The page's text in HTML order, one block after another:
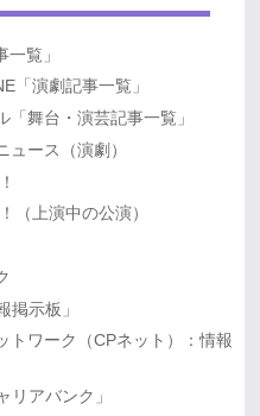
一覧」
「演劇記事一覧」
「舞台・演芸記事一覧」
ュース（演劇）
（上演中の公演）
掲示板」
トワーク（CPネット）：情報
リアバンク」